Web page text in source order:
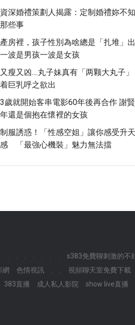
資深婚禮策劃人揭露：定制婚禮妳不
那些事
產房裡，孩子性別為啥總是「扎堆」
一波是男孩一波是女孩
又瘦又凶....丸子妹真有「两颗大丸子
着巨乳呼之欲出
3歲就開始客串電影60年後再合作 謝
年還是個抱在懷裡的女孩
制服誘惑！「性感空姐」讓你感受升
感 「最強心機裝」魅力無法擋
s383免費聊刺激的不
網 色情視訊 視頻聊天室免費下載
383直播 成人私人影院 show live直播